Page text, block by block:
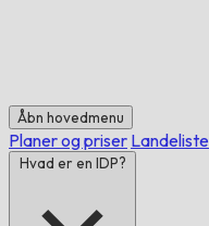
Åbn hovedmenu
Planer og priser Landeliste
Hvad er en IDP?